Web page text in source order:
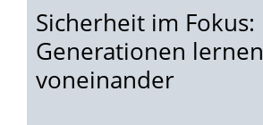
Sicherheit im Fokus:
Generationen lernen
voneinander